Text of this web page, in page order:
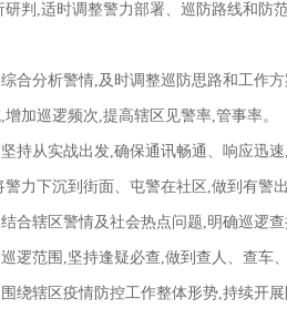
研判,适时调整警力部署、巡防路线和防
合分析警情,及时调整巡防思路和工作
加巡逻频次,提高辖区见警率,管事率。
持从实战出发,确保通讯畅通、响应迅
力下沉到街面、屯警在社区,做到有警
合辖区警情及社会热点问题,明确巡逻
逻范围,坚持逢疑必查,做到查人、查车
绕辖区疫情防控工作整体形势,持续开